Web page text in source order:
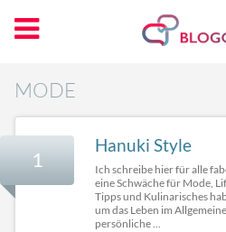
MODE
1
Hanuki Style
Ich schreibe hier für alle
eine Schwäche für Mode,
Tipps und Kulinarisches
um das Leben im
persönliche ...